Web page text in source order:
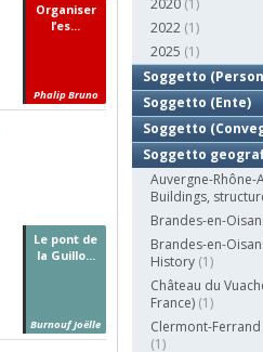
Organiser
l’es...
Phalip Bruno
Le pont de
la Guillo...
Burnouf Joëlle
2020 (1)
2022 (1)
2025 (1)
Soggetto
Soggetto (Ente)
Soggetto
Soggetto
Auvergne-Rhône-
Buildings,
Brandes-en-
Brandes-en-
History (1)
Château du
France) (1)
Clermont-
(1)